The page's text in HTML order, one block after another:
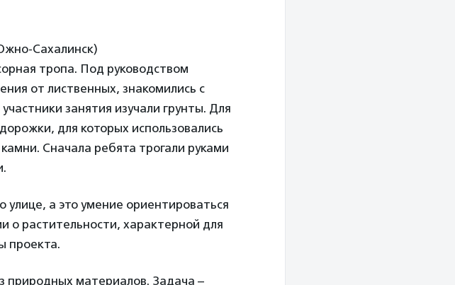
Сахалинск)
тропа. Под руководством
от лиственных, знакомились с
занятия изучали грунты. Для
для которых использовались
Сначала ребята трогали руками
а это умение ориентироваться
о растительности, характерной для
проекта.
природных материалов. Задача –